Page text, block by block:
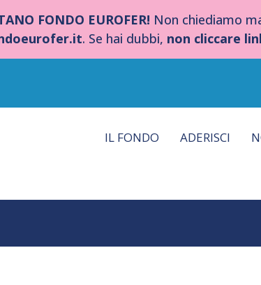
FONDO EUROFER! Non chiediamo
. Se hai dubbi, non cliccare
IL FONDO ADERISCI